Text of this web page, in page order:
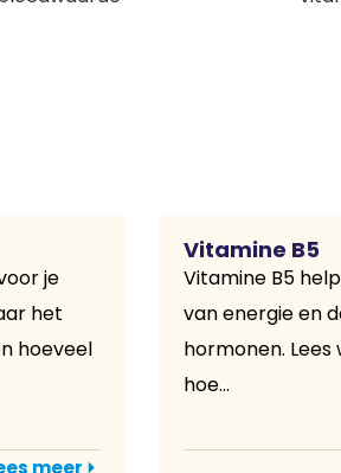
je
het
hoeveel
meer
Vitamine B5
Vitamine B5
van energie en
hormonen.
hoe...